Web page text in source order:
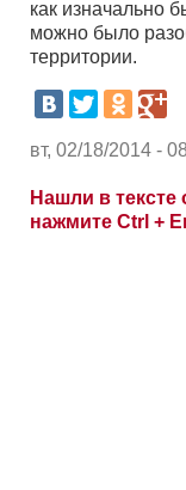
как изначально
можно было
территории.
вт, 02/18/2014 -
Нашли в
нажмите Ctrl +